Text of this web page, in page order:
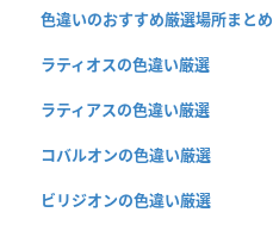
色違いのおすすめ厳選場所まとめ
ラティオスの色違い厳選
ラティアスの色違い厳選
コバルオンの色違い厳選
ビリジオンの色違い厳選